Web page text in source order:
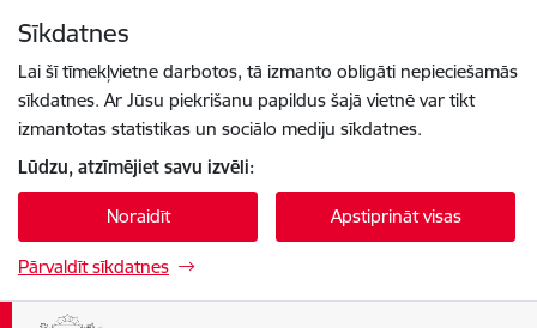
Sīkdatnes
Lai šī tīmekļvietne darbotos, tā izmanto obligāti nepieciešamās
sīkdatnes. Ar Jūsu piekrišanu papildus šajā vietnē var tikt
izmantotas statistikas un sociālo mediju sīkdatnes.
Lūdzu, atzīmējiet savu izvēli:
Noraidīt Apstiprināt visas
Pārvaldīt sīkdatnes